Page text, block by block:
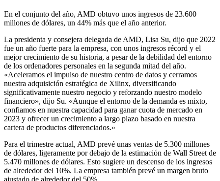
En el conjunto del año, AMD obtuvo unos ingresos de 23.600
millones de dólares, un 44% más que el año anterior.
La presidenta y consejera delegada de AMD, Lisa Su, dijo que 2022
fue un año fuerte para la empresa, con unos ingresos récord y el
mejor crecimiento de su historia, a pesar de la debilidad del entorno
de los ordenadores personales en la segunda mitad del año.
«Aceleramos el impulso de nuestro centro de datos y cerramos
nuestra adquisición estratégica de Xilinx, diversificando
significativamente nuestro negocio y reforzando nuestro modelo
financiero», dijo Su. «Aunque el entorno de la demanda es mixto,
confiamos en nuestra capacidad para ganar cuota de mercado en
2023 y ofrecer un crecimiento a largo plazo basado en nuestra
cartera de productos diferenciados.»
Para el trimestre actual, AMD prevé unas ventas de 5.300 millones
de dólares, ligeramente por debajo de la estimación de Wall Street de
5.470 millones de dólares. Esto sugiere un descenso de los ingresos
de alrededor del 10%. La empresa también prevé un margen bruto
ajustado de alrededor del 50%.